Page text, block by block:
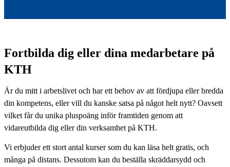
Fortbilda dig eller dina medarbetare på
KTH
Är du mitt i arbetslivet och har ett behov av att fördjupa eller bredda
din kompetens, eller vill du kanske satsa på något helt nytt? Oavsett
vilket får du unika pluspoäng inför framtiden genom att
vidareutbilda dig eller din verksamhet på KTH.
Vi erbjuder ett stort antal kurser som du kan läsa helt gratis, och
många på distans. Dessutom kan du beställa skräddarsydd och